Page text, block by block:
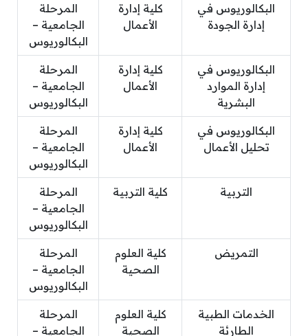
البكالوريوس في
إدارة الجودة
كلية إدارة
الأعمال
المرحلة
الجامعية –
البكالوريوس
البكالوريوس في
إدارة الموارد
البشرية
كلية إدارة
الأعمال
المرحلة
الجامعية –
البكالوريوس
البكالوريوس في
تحليل الأعمال
كلية إدارة
الأعمال
المرحلة
الجامعية –
البكالوريوس
التربية كلية التربية
المرحلة
الجامعية –
البكالوريوس
التمريض
كلية العلوم
الصحية
المرحلة
الجامعية –
البكالوريوس
الخدمات الطبية
الطارئة
كلية العلوم
الصحية
المرحلة
الجامعية –